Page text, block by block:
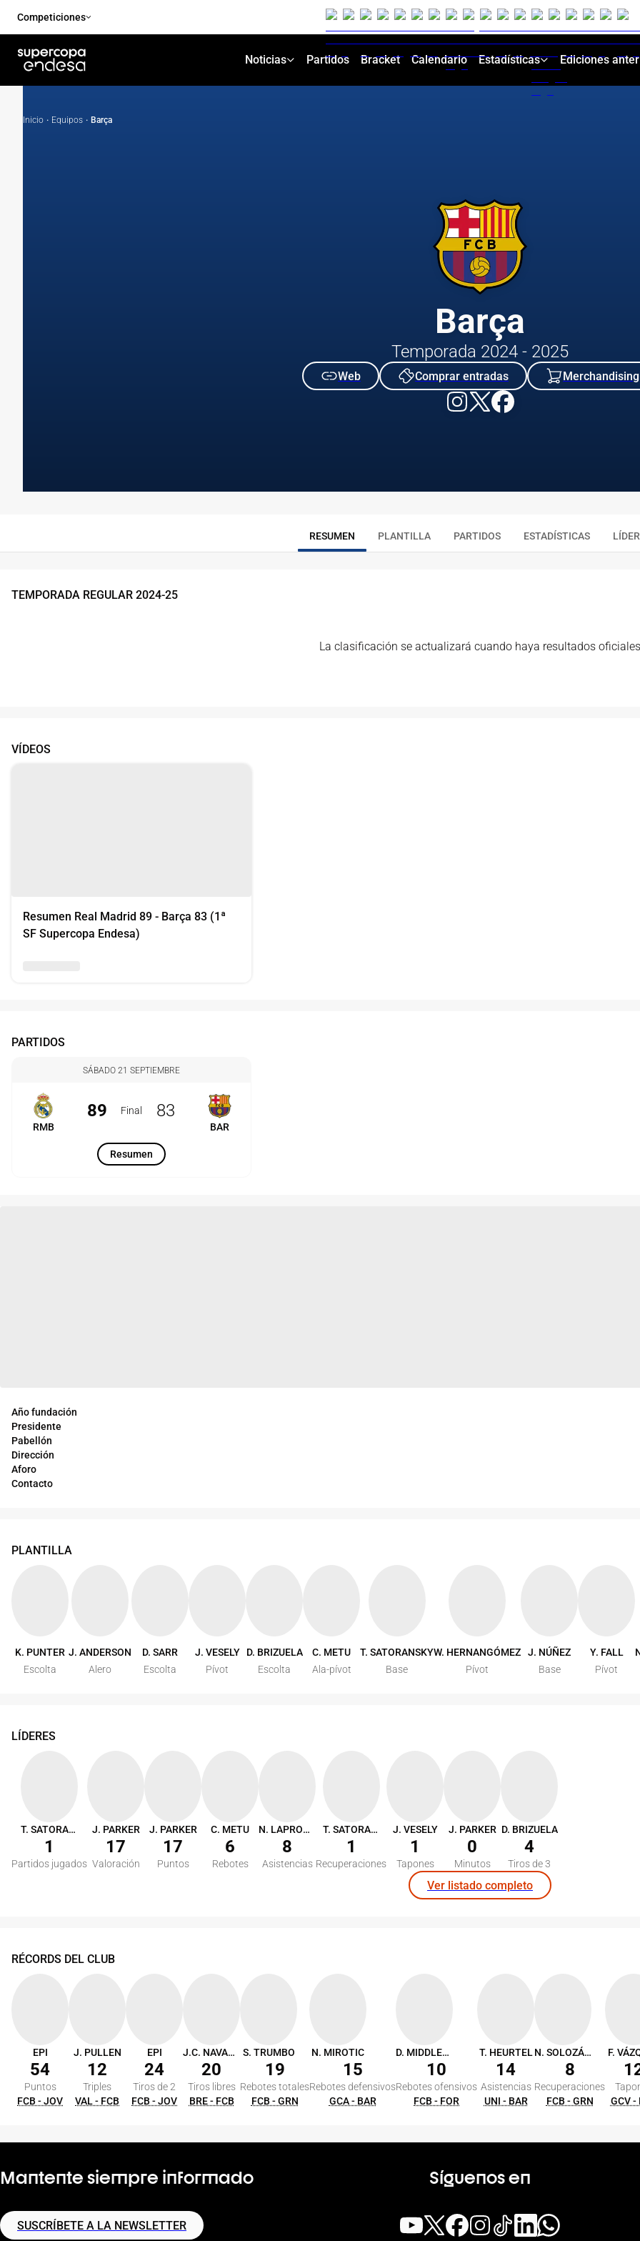
Competiciones
Noticias Partidos Bracket Calendario Estadísticas Ediciones
Inicio · Equipos · Barça
Barça
Temporada 2024 - 2025
Web Comprar entradas Merchandising
RESUMEN PLANTILLA PARTIDOS ESTADÍSTICAS
TEMPORADA REGULAR 2024-25
La clasificación se actualizará cuando haya resultados oficiales
Año fundación
Presidente
Pabellón
Dirección
Aforo
Contacto
VÍDEOS
Resumen Real Madrid 89 - Barça 83 (1ª
SF Supercopa Endesa)
PARTIDOS
SÁBADO 21 SEPTIEMBRE
RMB
89 Final 83
BAR
Resumen
PLANTILLA
K. PUNTER
Escolta
J. ANDERSON
Alero
D. SARR
Escolta
J. VESELY
Pívot
D. BRIZUELA
Escolta
C. METU
Ala-pívot
T. SATORANSKY
Base
W. HERNANGÓMEZ
Pívot
J. NÚÑEZ
Base
Y. FALL
Pívot
LÍDERES
T. SATORANSKY
1
Partidos jugados
J. PARKER
17
Valoración
J. PARKER
17
Puntos
C. METU
6
Rebotes
N. LAPROVITTOLA
8
Asistencias
T. SATORANSKY
1
Recuperaciones
J. VESELY
1
Tapones
J. PARKER
0
Minutos
D. BRIZUELA
4
Tiros de 3
Ver listado completo
RÉCORDS DEL CLUB
EPI
54
Puntos
FCB - JOV
J. PULLEN
12
Triples
VAL - FCB
EPI
24
Tiros de 2
FCB - JOV
J.C. NAVARRO
20
Tiros libres
BRE - FCB
S. TRUMBO
19
Rebotes totales
FCB - GRN
N. MIROTIC
15
Rebotes defensivos
GCA - BAR
D. MIDDLETON
10
Rebotes ofensivos
FCB - FOR
T. HEURTEL
14
Asistencias
UNI - BAR
N. SOLOZÁBAL
8
Recuperaciones
FCB - GRN
F.
GCV -
Mantente siempre informado
SUSCRÍBETE A LA NEWSLETTER
Síguenos en